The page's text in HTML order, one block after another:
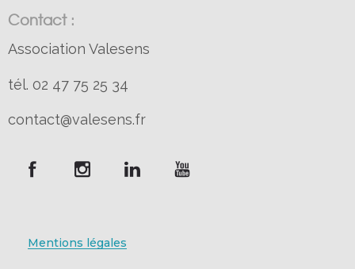
Contact :
Association Valesens
tél. 02 47 75 25 34
contact@valesens.fr
Mentions légales